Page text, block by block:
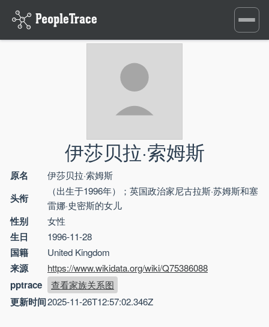
Toggle
伊莎贝拉·索姆斯
原名 伊莎贝拉·索姆斯
头衔
（出生于1996年）；英国政治家尼古拉斯·苏姆斯和塞
雷娜·史密斯的女儿
性别 女性
生日 1996-11-28
国籍 United Kingdom
来源 https://www.wikidata.org/wiki/Q75386088
pptrace 查看家族关系图
更新时间2025-11-26T12:57:02.346Z